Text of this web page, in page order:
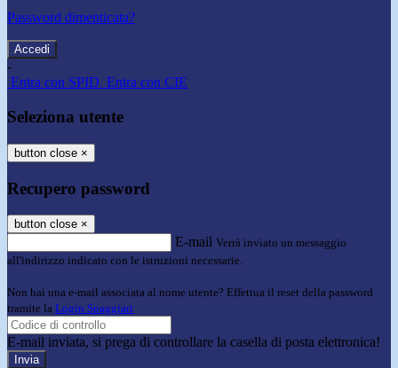
Password dimenticata?
-
Entra con SPID Entra con CIE
Seleziona utente
button close ×
Recupero password
button close ×
E-mail Verrà inviato un messaggio
all'indirizzo indicato con le istruzioni necessarie.
Non hai una e-mail associata al nome utente? Effettua il reset della password
tramite la Login Spaggiari
E-mail inviata, si prega di controllare la casella di posta elettronica!